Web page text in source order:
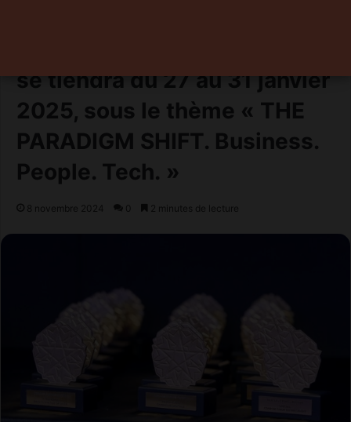
se tiendra du 27 au 31 janvier
2025, sous le thème « THE
PARADIGM SHIFT. Business.
People. Tech. »
8 novembre 2024 0 2 minutes de lecture